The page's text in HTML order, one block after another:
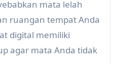
mata lelah
ruangan tempat Anda
digital memiliki
agar mata Anda tidak